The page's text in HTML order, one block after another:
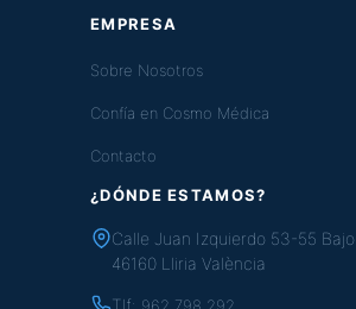
EMPRESA
Sobre Nosotros
Confía en Cosmo Médica
Contacto
¿DÓNDE ESTAMOS?
Calle Juan Izquierdo 53-55 Bajo
46160 Lliria València
Tlf: